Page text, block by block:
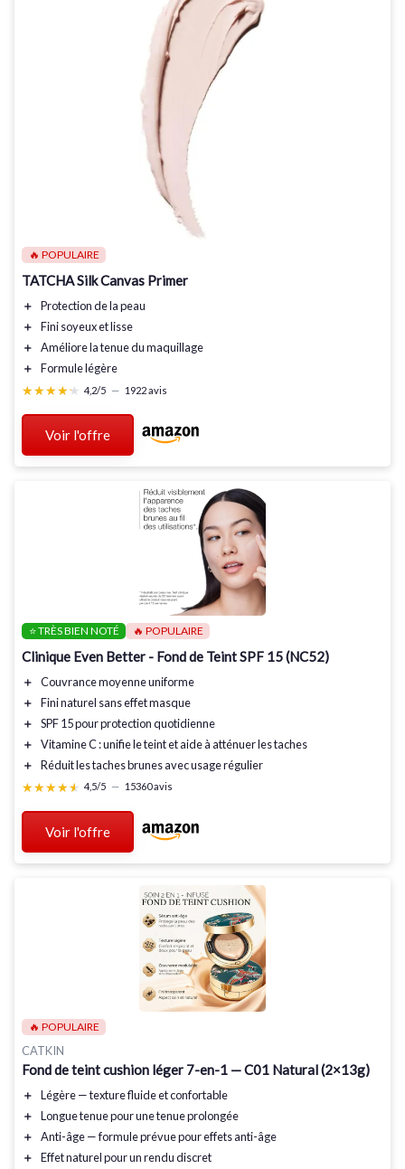
🔥 POPULAIRE
TATCHA Silk Canvas Primer
＋ Protectionde la peau
＋
Fini soyeuxet lisse
＋
Améliore la tenue du maquillage
＋
Formule légère
★★★★★
★★★★★ 4,2/5 — 1922 avis
Voir l'offre
⭐ TRÈS BIEN NOTÉ 🔥 POPULAIRE
Clinique Even Better - Fond de Teint SPF 15 (NC52)
＋ Couvrance moyenneuniforme
＋
Fini naturel sans effet masque
＋
SPF 15pour protection quotidienne
＋
Vitamine C: unifie le teint et aide à atténuer les taches
＋
Réduit les taches brunesavec usage régulier
★★★★★
★★★★★ 4,5/5 — 15360 avis
Voir l'offre
🔥 POPULAIRE
CATKIN
Fond de teint cushion léger 7-en-1 — C01 Natural (2×13g)
＋ Légère— texture fluide et confortable
＋
Longue tenuepour une tenue prolongée
＋
Anti-âge— formule prévue pour effets anti-âge
＋
Effet naturelpour un rendu discret